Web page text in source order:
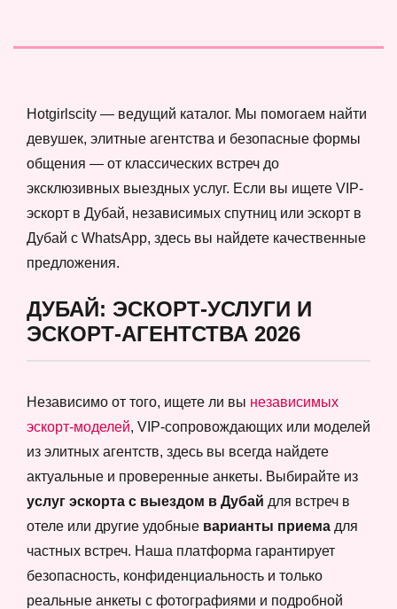
Hotgirlscity — ведущий каталог. Мы помогаем найти
девушек, элитные агентства и безопасные формы
общения — от классических встреч до
эксклюзивных выездных услуг. Если вы ищете VIP-
эскорт в Дубай, независимых спутниц или эскорт в
Дубай с WhatsApp, здесь вы найдете качественные
предложения.
ДУБАЙ: ЭСКОРТ-УСЛУГИ И
ЭСКОРТ-АГЕНТСТВА 2026
Независимо от того, ищете ли вы независимых
эскорт-моделей, VIP-сопровождающих или моделей
из элитных агентств, здесь вы всегда найдете
актуальные и проверенные анкеты. Выбирайте из
услуг эскорта с выездом в Дубай для встреч в
отеле или другие удобные варианты приема для
частных встреч. Наша платформа гарантирует
безопасность, конфиденциальность и только
реальные анкеты с фотографиями и подробной